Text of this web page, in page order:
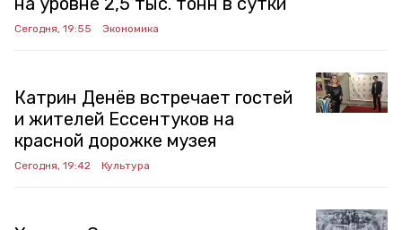
Сегодня, 19:55 Экономика
Катрин Денёв встречает гостей
и жителей Ессентуков на
красной дорожке музея
Сегодня, 19:42 Культура